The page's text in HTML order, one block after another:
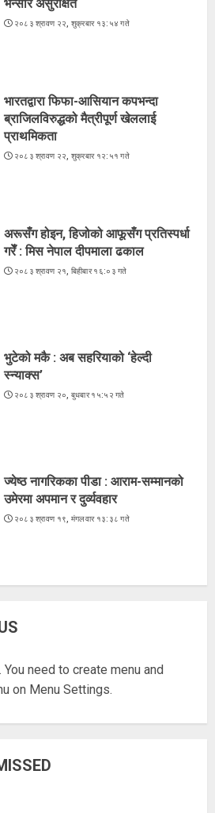
भन्सार असुरक्षित
२०८३ श्रावण २२, शुक्रबार १३:५४ गते
भारतद्वारा फिफा-आसियान कपभन्दा
ब्राजिलविरुद्धको मैत्रीपूर्ण खेललाई
प्राथमिकता
२०८३ श्रावण २२, शुक्रबार १२:५१ गते
अरूसँग होइन, हिजोको आफूसँग प्रतिस्पर्धा
गरेँ : मिस नेपाल दीपमाला ढकाल
२०८३ श्रावण २१, बिहीबार १६:०३ गते
भुटेको मकै : अब सहरियाको ‘हेल्दी
स्न्याक्स’
२०८३ श्रावण २०, बुधबार १५:५२ गते
ज्येष्ठ नागरिकका पीडा : आराम-सम्मानको
उमेरमा अपमान र दुर्व्यवहार
२०८३ श्रावण १९, मंगलवार १३:३८ गते
need to create menu and
on Menu Settings.